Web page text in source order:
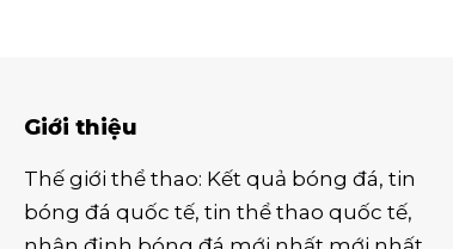
Giới thiệu
Thế giới thể thao: Kết quả bóng đá, tin
bóng đá quốc tế, tin thể thao quốc tế,